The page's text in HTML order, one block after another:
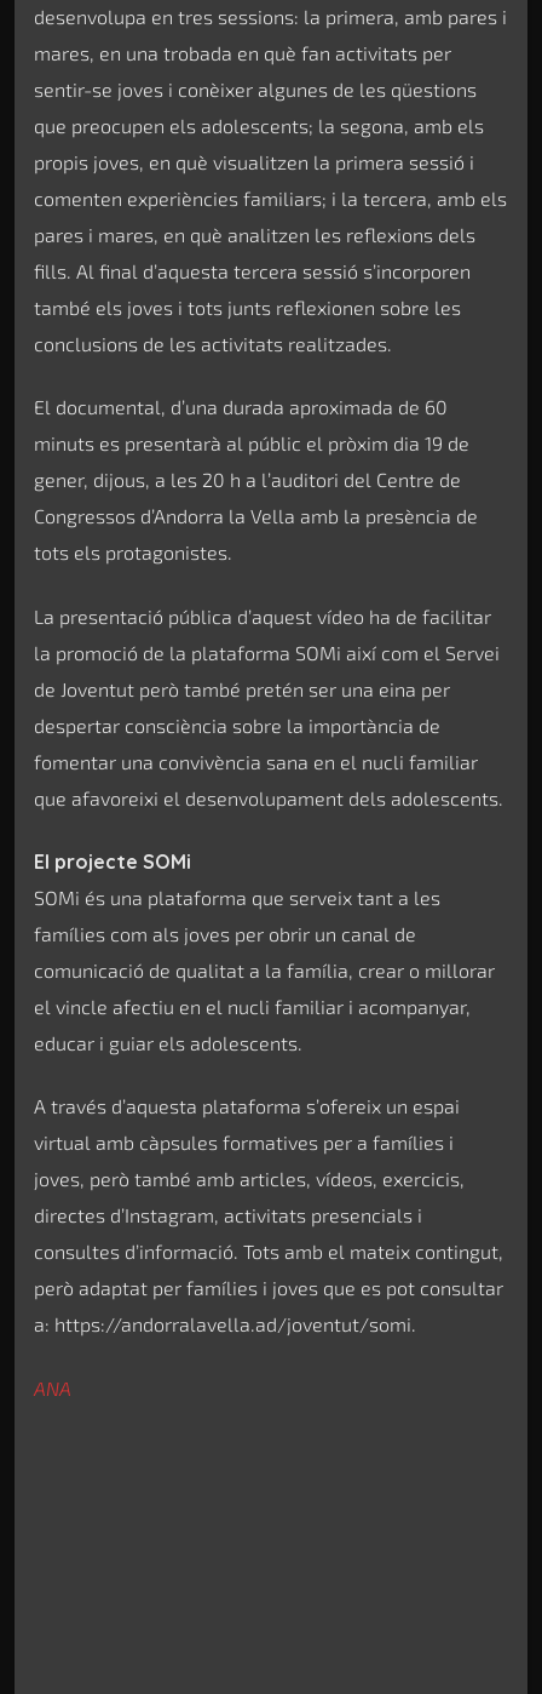
desenvolupa en tres sessions: la primera, amb pares i
mares, en una trobada en què fan activitats per
sentir-se joves i conèixer algunes de les qüestions
que preocupen els adolescents; la segona, amb els
propis joves, en què visualitzen la primera sessió i
comenten experiències familiars; i la tercera, amb els
pares i mares, en què analitzen les reflexions dels
fills. Al final d’aquesta tercera sessió s’incorporen
també els joves i tots junts reflexionen sobre les
conclusions de les activitats realitzades.
El documental, d’una durada aproximada de 60
minuts es presentarà al públic el pròxim dia 19 de
gener, dijous, a les 20 h a l’auditori del Centre de
Congressos d’Andorra la Vella amb la presència de
tots els protagonistes.
La presentació pública d’aquest vídeo ha de facilitar
la promoció de la plataforma SOMi així com el Servei
de Joventut però també pretén ser una eina per
despertar consciència sobre la importància de
fomentar una convivència sana en el nucli familiar
que afavoreixi el desenvolupament dels adolescents.
El projecte SOMi
SOMi és una plataforma que serveix tant a les
famílies com als joves per obrir un canal de
comunicació de qualitat a la família, crear o millorar
el vincle afectiu en el nucli familiar i acompanyar,
educar i guiar els adolescents.
A través d’aquesta plataforma s’ofereix un espai
virtual amb càpsules formatives per a famílies i
joves, però també amb articles, vídeos, exercicis,
directes d’Instagram, activitats presencials i
consultes d’informació. Tots amb el mateix contingut,
però adaptat per famílies i joves que es pot consultar
a: https://andorralavella.ad/joventut/somi.
ANA